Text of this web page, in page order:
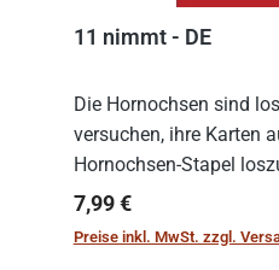
11 nimmt - DE
Die Hornochsen sind
versuchen, ihre Karten
Hornochsen-Stapel
kniffliger als gedacht,
zwischen ausgespielter
Regulärer Preis:
7,99 €
Preise inkl. MwSt. zzgl.